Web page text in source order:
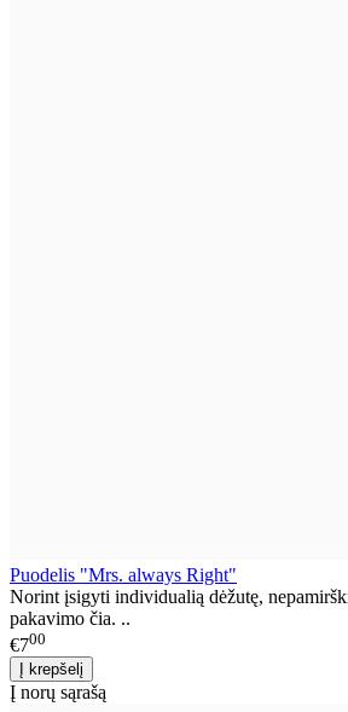
Puodelis "Mrs. always Right"
Norint įsigyti individualią dėžutę,
pakavimo čia. ..
€700
Į norų sąrašą